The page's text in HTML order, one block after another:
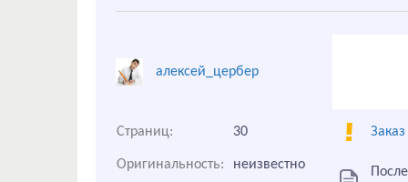
алексей_цербер
Страниц: 30
Оригинальность: неизвестно